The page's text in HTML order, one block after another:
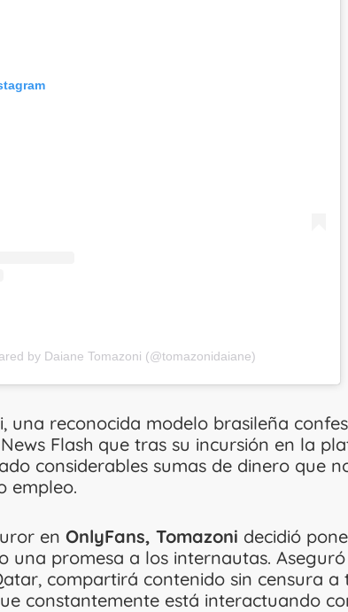
by Daiane Tomazoni (@tomazonidaiane)
una reconocida modelo brasileña
Flash que tras su incursión en la
considerables sumas de dinero que
empleo.
en OnlyFans, Tomazoni decidió
una promesa a los internautas.
compartirá contenido sin censura
constantemente está interactuando